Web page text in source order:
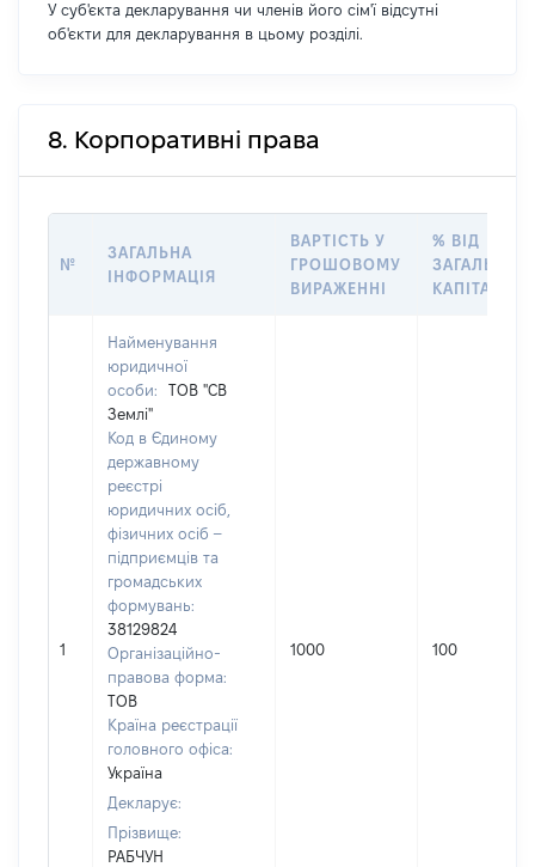
У суб'єкта декларування чи членів його сім'ї відсутні
об'єкти для декларування в цьому розділі.
8. Корпоративні права
№
ЗАГАЛЬНА
ІНФОРМАЦІЯ
ВАРТІСТЬ У
ГРОШОВОМУ
ВИРАЖЕННІ
% ВІД
КАПІТАЛУ
1
Найменування
юридичної
особи:
ТОВ "СВ
Землі"
Код в Єдиному
державному
реєстрі
юридичних осіб,
фізичних осіб –
підприємців та
громадських
формувань:
38129824
Організаційно-
правова форма:
ТОВ
Країна реєстрації
головного офіса:
Україна
Декларує:
Прізвище:
РАБЧУН
1000 100